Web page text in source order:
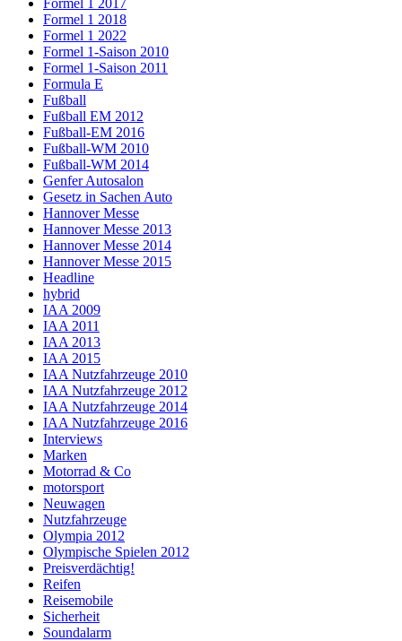
Formel 1 2017
Formel 1 2018
Formel 1 2022
Formel 1-Saison 2010
Formel 1-Saison 2011
Formula E
Fußball
Fußball EM 2012
Fußball-EM 2016
Fußball-WM 2010
Fußball-WM 2014
Genfer Autosalon
Gesetz in Sachen Auto
Hannover Messe
Hannover Messe 2013
Hannover Messe 2014
Hannover Messe 2015
Headline
hybrid
IAA 2009
IAA 2011
IAA 2013
IAA 2015
IAA Nutzfahrzeuge 2010
IAA Nutzfahrzeuge 2012
IAA Nutzfahrzeuge 2014
IAA Nutzfahrzeuge 2016
Interviews
Marken
Motorrad & Co
motorsport
Neuwagen
Nutzfahrzeuge
Olympia 2012
Olympische Spielen 2012
Preisverdächtig!
Reifen
Reisemobile
Sicherheit
Soundalarm